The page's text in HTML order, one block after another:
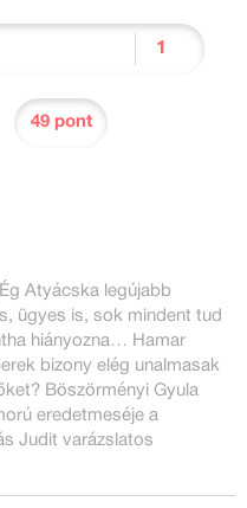
49 pont
Atyácska legújabb
ügyes is, sok mindent tud
hiányozna… Hamar
bizony elég unalmasak
Böszörményi Gyula
eredetmeséje a
Judit varázslatos